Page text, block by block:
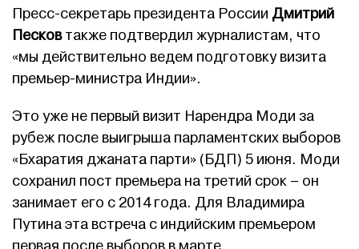
Пресс-секретарь президента России Дмитрий
Песковтакже подтвердил журналистам, что
«мы действительно ведем подготовку визита
премьер-министра Индии».
Это уже не первый визит Нарендра Моди за
рубеж после выигрыша парламентских выборов
«Бхаратия джаната парти» (БДП) 5 июня. Моди
сохранил пост премьера на третий срок – он
занимает его с 2014 года. Для Владимира
Путина эта встреча с индийским премьером